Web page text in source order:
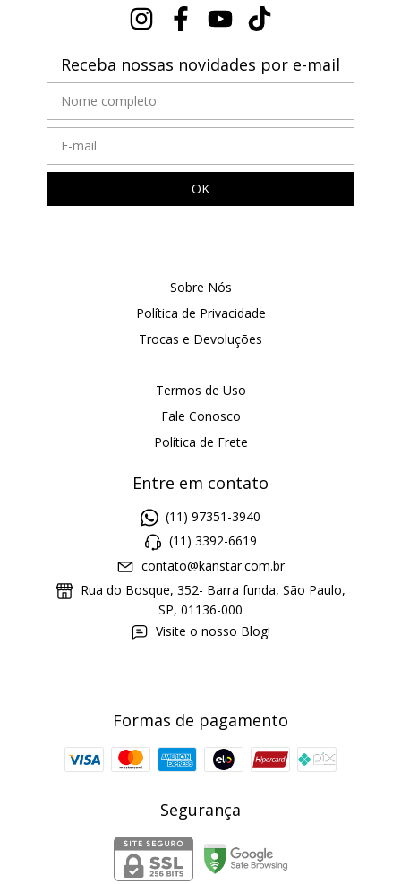
Receba nossas novidades por e-mail
Sobre Nós
Política de Privacidade
Trocas e Devoluções
Termos de Uso
Fale Conosco
Política de Frete
Entre em contato
(11) 97351-3940
(11) 3392-6619
contato@kanstar.com.br
Rua do Bosque, 352- Barra funda, São Paulo,
SP, 01136-000
Visite o nosso Blog!
Formas de pagamento
Segurança